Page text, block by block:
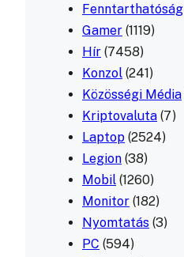
Fenntarthatóság
Gamer (1119)
Hír (7458)
Konzol (241)
Közösségi Média
Kriptovaluta (7)
Laptop (2524)
Legion (38)
Mobil (1260)
Monitor (182)
Nyomtatás (3)
PC (594)